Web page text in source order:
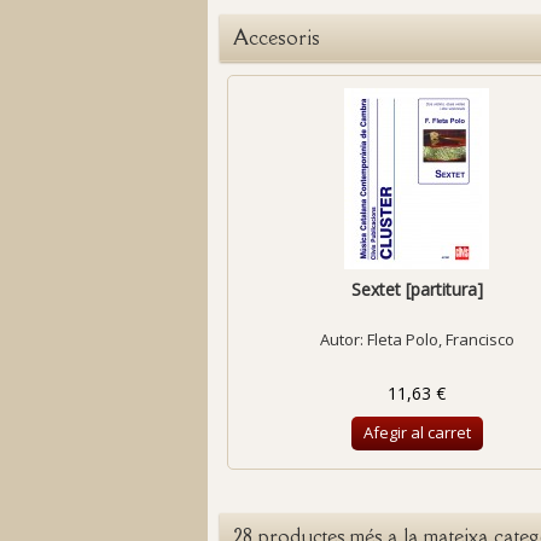
Accesoris
Sextet [partitura]
Autor: Fleta Polo, Francisco
11,63 €
Afegir al carret